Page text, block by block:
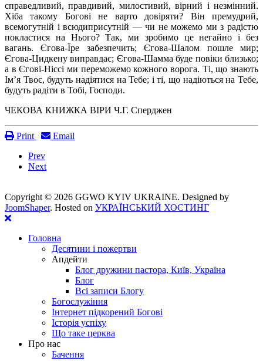
справедливий, правдивий, милостивий, вірний і незмінний.
Хіба такому Богові не варто довіряти? Він премудрий,
всемогутній і всюдиприсутній — чи не можемо ми з радістю
покластися на Нього? Так, ми зробимо це негайно і без
вагань. Єгова-Їре забезпечить; Єгова-Шалом пошле мир;
Єгова-Цидкену виправдає; Єгова-Шамма буде повіки близько;
а в Єгові-Ніссі ми переможемо кожного ворога. Ті, що знають
Ім’я Твоє, будуть надіятися на Тебе; і ті, що надіються на Тебе,
будуть радіти в Тобі, Господи.
ЧЕКОВА КНИЖКА ВІРИ Ч.Г. Сперджен
Print
Email
Prev
Next
Copyright © 2026 GGWO KYIV UKRAINE. Designed by
JoomShaper. Hosted on УКРАЇНСЬКИЙ ХОСТИНГ
Головна
Десятини і пожертви
Апдейти
Блог дружини пастора, Київ, Україна
Блог
Всі записи Блогу
Богослужіння
Інтернет підкорений Богові
Історія успіху
Що таке церква
Про нас
Бачення